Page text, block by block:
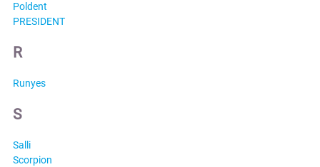
Poldent
PRESIDENT
R
Runyes
S
Salli
Scorpion